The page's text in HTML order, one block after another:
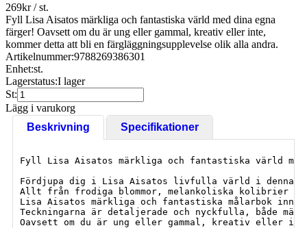
269kr/ st.
Fyll Lisa Aisatos märkliga och fantastiska värld med dina egna
färger! Oavsett om du är ung eller gammal, kreativ eller inte,
kommer detta att bli en färgläggningsupplevelse olik alla andra.
Artikelnummer:9788269386301
Enhet:st.
Lagerstatus:I lager
St:
Lägg i varukorg
Beskrivning
Specifikationer
Fyll Lisa Aisatos märkliga och fantastiska värld
Fördjupa dig i Lisa Aisatos livfulla värld i denna
Allt från frodiga blommor, melankoliska kolibrier
Lisa Aisatos märkliga och fantastiska målarbok
Teckningarna är detaljerade och nyckfulla, både
Oavsett om du är ung eller gammal, kreativ eller